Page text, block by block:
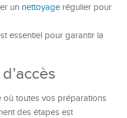
un nettoyage régulier pour
essentiel pour garantir la
où toutes vos préparations
des étapes est